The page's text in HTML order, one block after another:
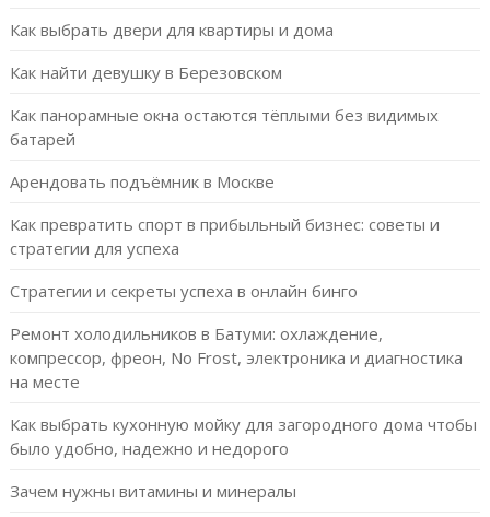
Как выбрать двери для квартиры и дома
Как найти девушку в Березовском
Как панорамные окна остаются тёплыми без видимых
батарей
Арендовать подъёмник в Москве
Как превратить спорт в прибыльный бизнес: советы и
стратегии для успеха
Стратегии и секреты успеха в онлайн бинго
Ремонт холодильников в Батуми: охлаждение,
компрессор, фреон, No Frost, электроника и диагностика
на месте
Как выбрать кухонную мойку для загородного дома чтобы
было удобно, надежно и недорого
Зачем нужны витамины и минералы